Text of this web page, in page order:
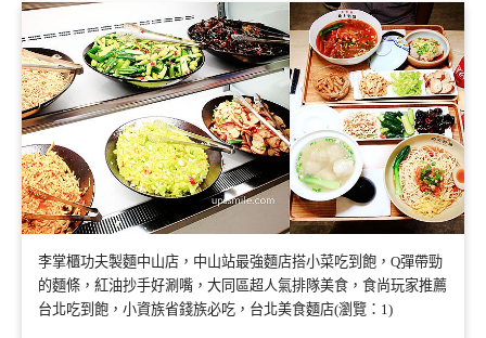
李掌櫃功夫製麵中山店，中山站最強麵店搭小菜吃到飽，Q彈帶勁
的麵條，紅油抄手好涮嘴，大同區超人氣排隊美食，食尚玩家推薦
台北吃到飽，小資族省錢族必吃，台北美食麵店(瀏覽：1)